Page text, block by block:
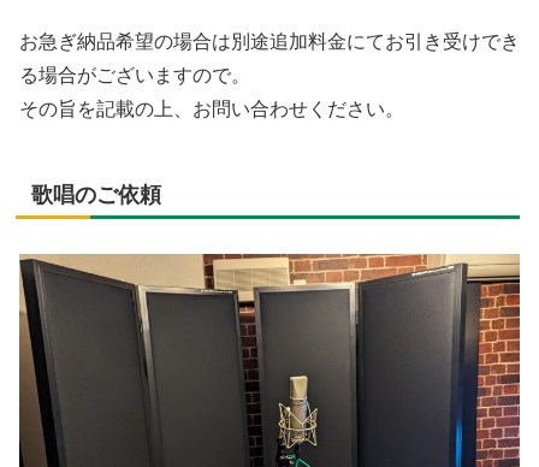
お急ぎ納品希望の場合は別途追加料金にてお引き受けでき
る場合がございますので。
その旨を記載の上、お問い合わせください。
歌唱のご依頼